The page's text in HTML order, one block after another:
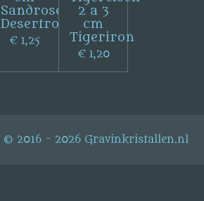
Sandrose
Desertrose
€ 1,25
2 a 3
cm
Tigeriron
€ 1,20
© 2016 - 2026 Gravinkristallen.nl